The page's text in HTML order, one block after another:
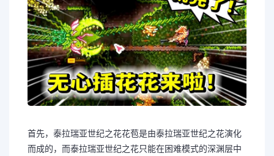
首先，泰拉瑞亚世纪之花花苞是由泰拉瑞亚世纪之花演化
而成的，而泰拉瑞亚世纪之花只能在困难模式的深渊层中